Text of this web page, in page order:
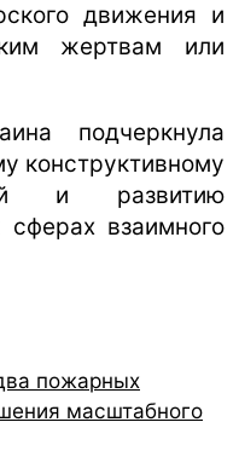
движения и
жертвам или
подчеркнула
конструктивному
и развитию
сферах взаимного
пожарных
масштабного